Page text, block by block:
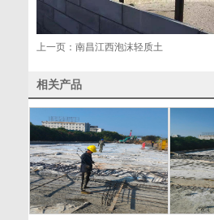
上一页： 南昌江西泡沫轻质土
相关产品